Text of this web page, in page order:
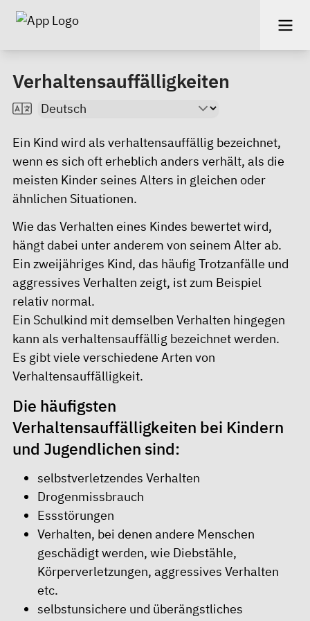
Verhaltensauffälligkeiten
Ein Kind wird als verhaltensauffällig bezeichnet,
wenn es sich oft erheblich anders verhält, als die
meisten Kinder seines Alters in gleichen oder
ähnlichen Situationen.
Wie das Verhalten eines Kindes bewertet wird,
hängt dabei unter anderem von seinem Alter ab.
Ein zweijähriges Kind, das häufig Trotzanfälle und
aggressives Verhalten zeigt, ist zum Beispiel
relativ normal.
Ein Schulkind mit demselben Verhalten hingegen
kann als verhaltensauffällig bezeichnet werden.
Es gibt viele verschiedene Arten von
Verhaltensauffälligkeit.
Die häufigsten
Verhaltensauffälligkeiten bei Kindern
und Jugendlichen sind:
selbstverletzendes Verhalten
Drogenmissbrauch
Essstörungen
Verhalten, bei denen andere Menschen
geschädigt werden, wie Diebstähle,
Körperverletzungen, aggressives Verhalten
etc.
selbstunsichere und überängstliches